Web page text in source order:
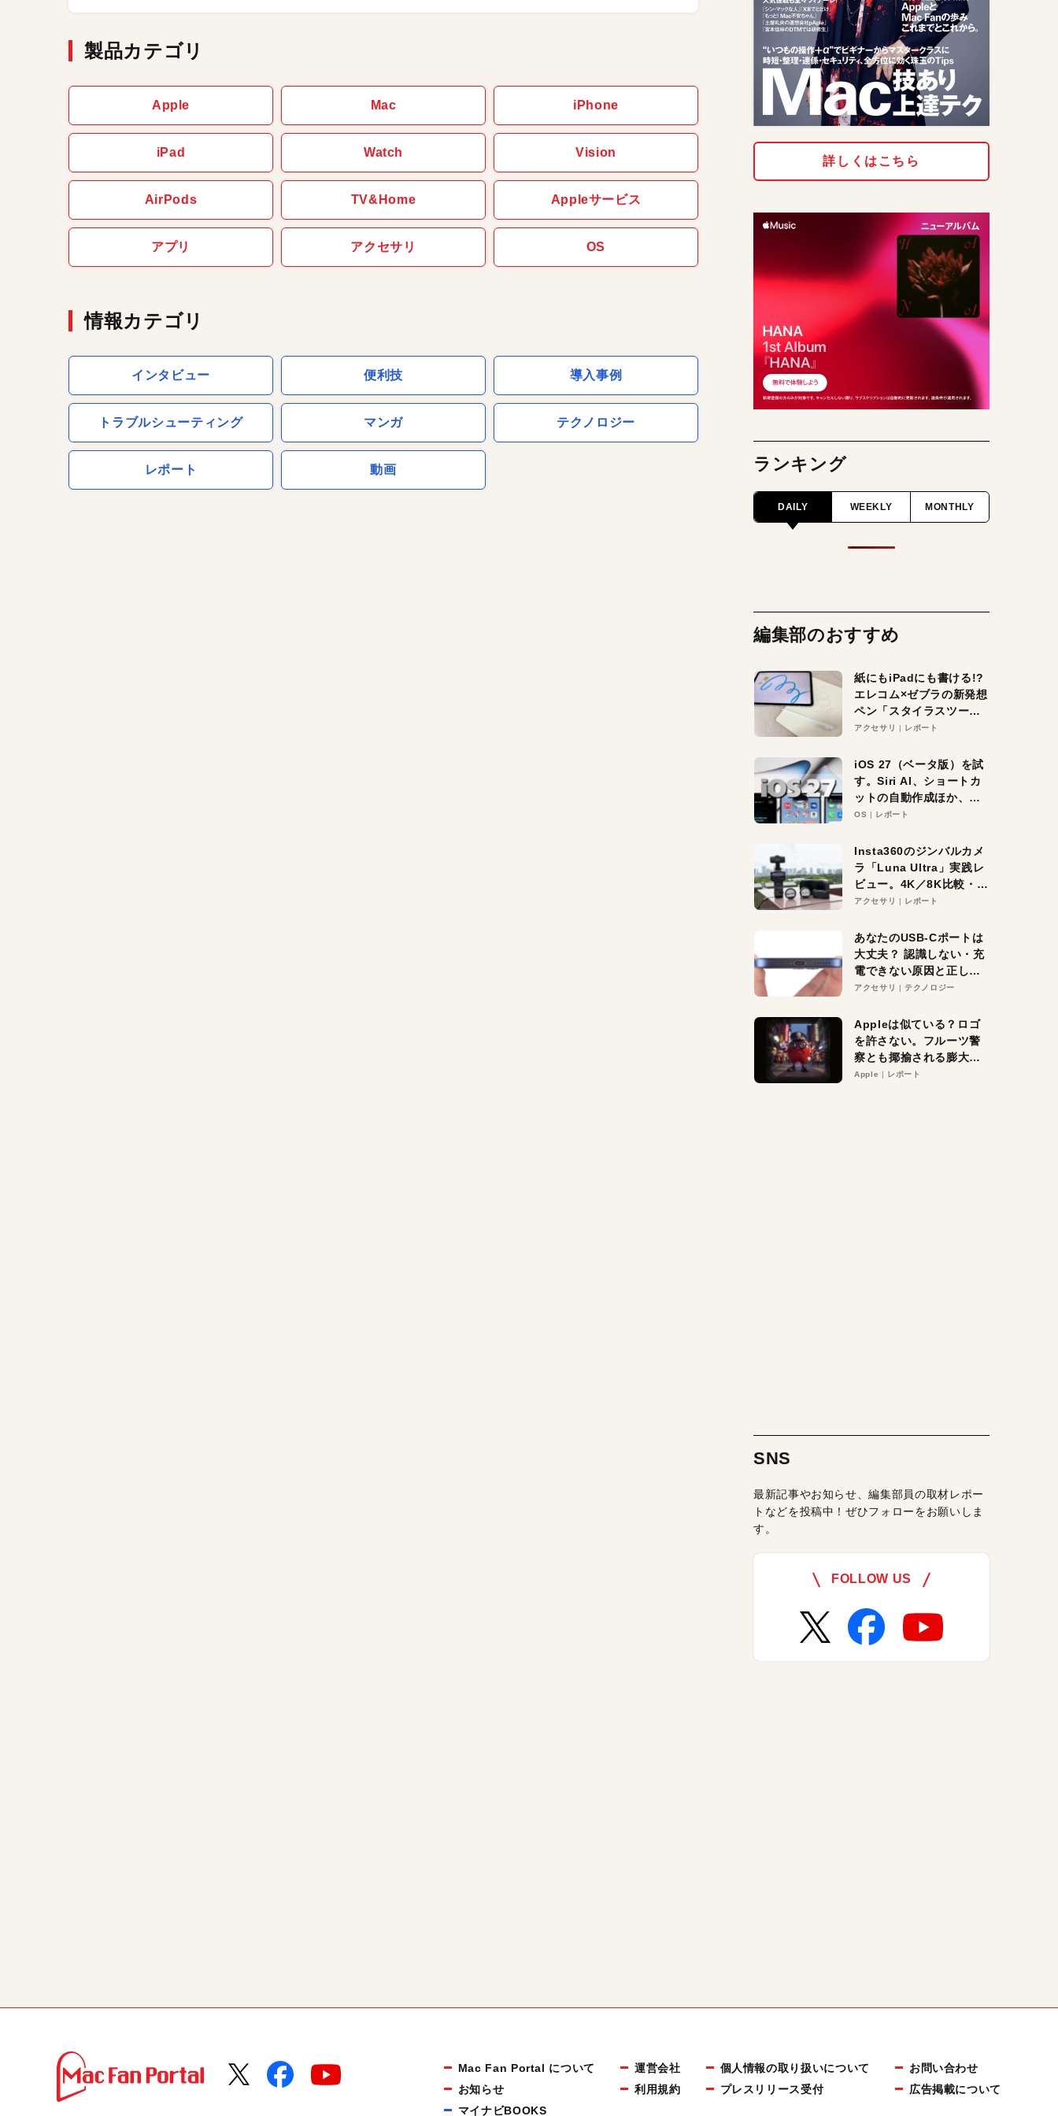
製品カテゴリ
Apple Mac iPhone
iPad Watch Vision
AirPods TV&Home Appleサービス
アプリ アクセサリ OS
情報カテゴリ
インタビュー 便利技 導入事例
トラブルシューティング マンガ テクノロジー
レポート 動画
詳しくはこちら
ランキング
DAILY WEEKLY MONTHLY
編集部のおすすめ
紙にもiPadにも書ける!?
エレコム×ゼブラの新発想
ペン「スタイラスツーウ
ェイ」レビュー。持ち替
アクセサリ レポート
iOS 27（ベータ版）を試
す。Siri AI、ショートカ
ットの自動作成ほか、期
待大の便利機能5選。
る未来はすぐそこ！
OS レポート
Insta360のジンバルカメ
ラ「Luna Ultra」実践レ
ビュー。4K／8K比較・ズ
ーム・夜間撮影をチェッ
アクセサリ レポート
あなたのUSB-Cポートは
大丈夫？ 認識しない・充
電できない原因と正しい
対策
アクセサリ テクノロジー
Appleは似ている？ロゴ
を許さない。フルーツ警
察とも揶揄される膨大な
異議申し立て。対象は非
Apple レポート
SNS
最新記事やお知らせ、編集部員の取材レポー
トなどを投稿中！ぜひフォローをお願いしま
す。
FOLLOW US
Mac Fan Portal について
お知らせ
マイナビBOOKS
運営会社
利用規約
個人情報の取り扱いについて
プレスリリース受付
お問い合わせ
広告掲載について